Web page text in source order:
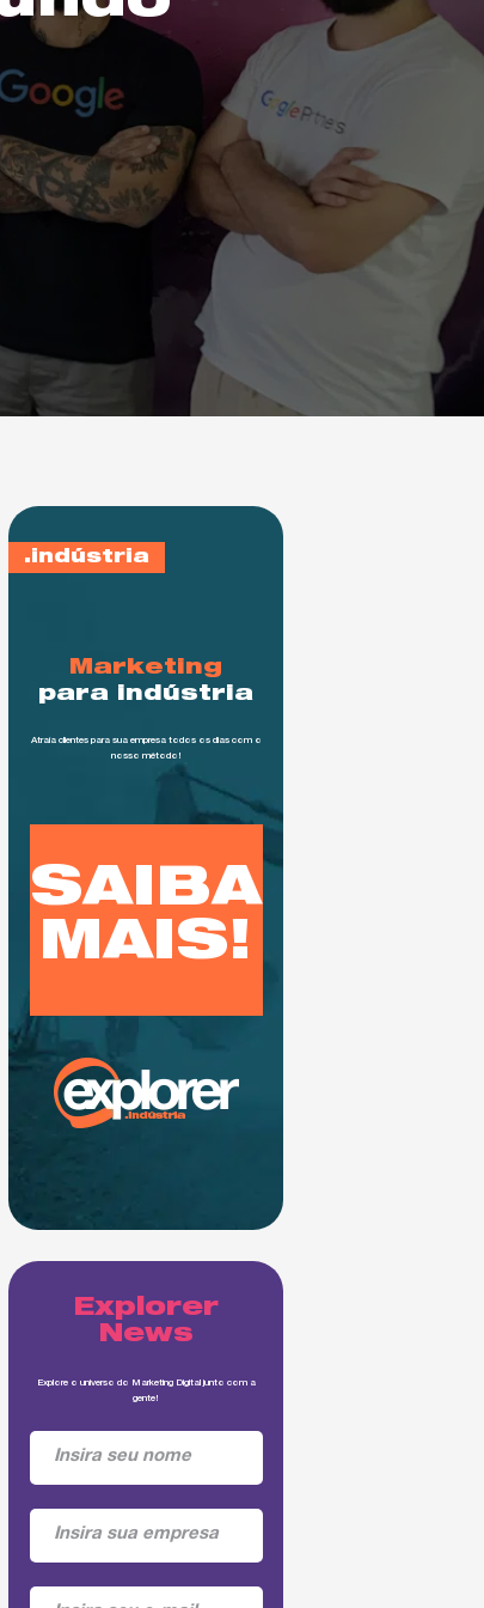
indústria
Marketing
para indústria
Atraía clientes para sua empresa todos os dias com o
nosso método!
SAIBA
MAIS!
Explorer
News
Explore o universo do Marketing Digital junto com a
gente!